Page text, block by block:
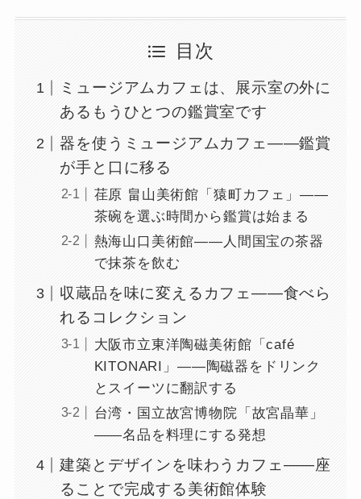
目次
ミュージアムカフェは、展示室の外に
あるもうひとつの鑑賞室です
器を使うミュージアムカフェ――鑑賞
が手と口に移る
荏原 畠山美術館「猿町カフェ」――
茶碗を選ぶ時間から鑑賞は始まる
熱海山口美術館――人間国宝の茶器
で抹茶を飲む
収蔵品を味に変えるカフェ――食べら
れるコレクション
大阪市立東洋陶磁美術館「café
KITONARI」――陶磁器をドリンク
とスイーツに翻訳する
台湾・国立故宮博物院「故宮晶華」
――名品を料理にする発想
建築とデザインを味わうカフェ――座
ることで完成する美術館体験